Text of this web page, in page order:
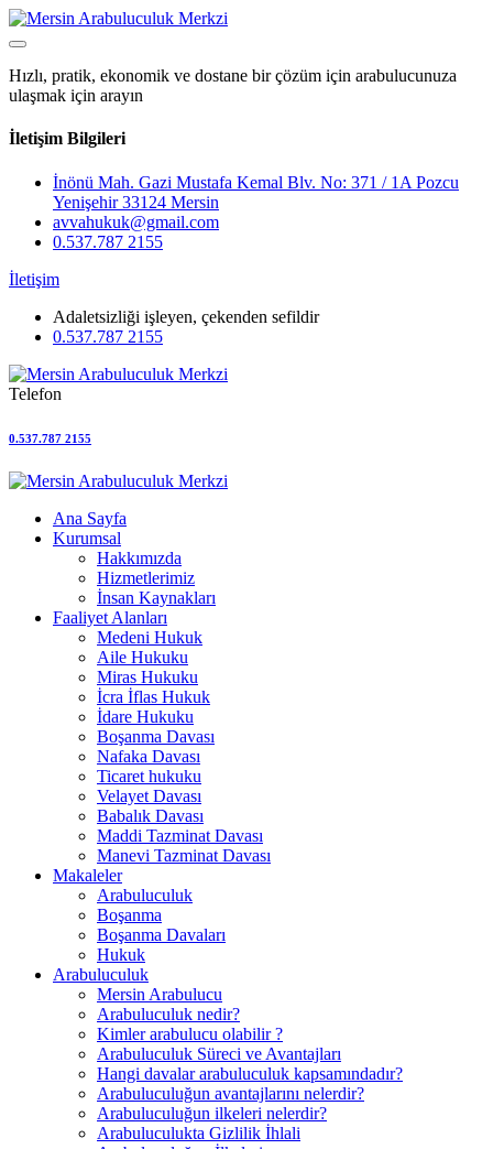
Hızlı, pratik, ekonomik ve dostane bir çözüm için arabulucunuza
ulaşmak için arayın
İletişim Bilgileri
İnönü Mah. Gazi Mustafa Kemal Blv. No: 371 / 1A Pozcu
Yenişehir 33124 Mersin
avvahukuk@gmail.com
0.537.787 2155
İletişim
Adaletsizliği işleyen, çekenden sefildir
0.537.787 2155
Telefon
0.537.787 2155
Ana Sayfa
Kurumsal
Hakkımızda
Hizmetlerimiz
İnsan Kaynakları
Faaliyet Alanları
Medeni Hukuk
Aile Hukuku
Miras Hukuku
İcra İflas Hukuk
İdare Hukuku
Boşanma Davası
Nafaka Davası
Ticaret hukuku
Velayet Davası
Babalık Davası
Maddi Tazminat Davası
Manevi Tazminat Davası
Makaleler
Arabuluculuk
Boşanma
Boşanma Davaları
Hukuk
Arabuluculuk
Mersin Arabulucu
Arabuluculuk nedir?
Kimler arabulucu olabilir ?
Arabuluculuk Süreci ve Avantajları
Hangi davalar arabuluculuk kapsamındadır?
Arabuluculuğun avantajlarını nelerdir?
Arabuluculuğun ilkeleri nelerdir?
Arabuluculukta Gizlilik İhlali